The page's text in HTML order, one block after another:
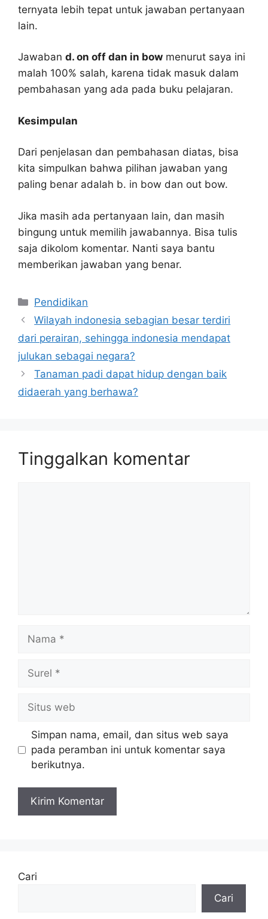
ternyata lebih tepat untuk jawaban pertanyaan
lain.
Jawaban d. on off dan in bow menurut saya ini
malah 100% salah, karena tidak masuk dalam
pembahasan yang ada pada buku pelajaran.
Kesimpulan
Dari penjelasan dan pembahasan diatas, bisa
kita simpulkan bahwa pilihan jawaban yang
paling benar adalah b. in bow dan out bow.
Jika masih ada pertanyaan lain, dan masih
bingung untuk memilih jawabannya. Bisa tulis
saja dikolom komentar. Nanti saya bantu
memberikan jawaban yang benar.
Kategori
Pendidikan
Wilayah indonesia sebagian besar terdiri
dari perairan, sehingga indonesia mendapat
julukan sebagai negara?
Tanaman padi dapat hidup dengan baik
didaerah yang berhawa?
Tinggalkan komentar
web
Simpan nama, email, dan situs web saya
pada peramban ini untuk komentar saya
berikutnya.
Cari
Cari